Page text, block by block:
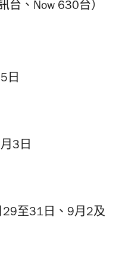
台、Now 630台）
日
3日
29至31日、9月2及